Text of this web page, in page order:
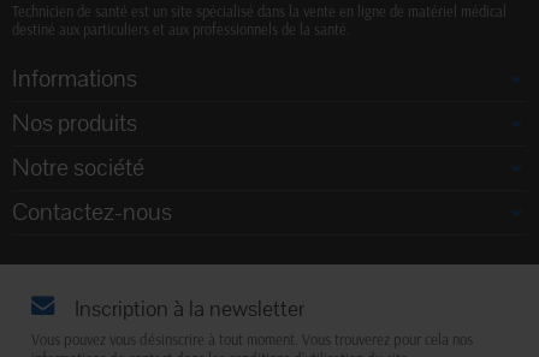
Technicien de santé est un site spécialisé dans la vente en ligne de matériel médical
destiné aux particuliers et aux professionnels de la santé.
Informations
Nos produits
Notre société
Contactez-nous
Inscription à la newsletter
Vous pouvez vous désinscrire à tout moment. Vous trouverez pour cela nos